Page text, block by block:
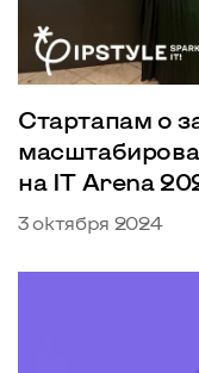
Стартапам о
на IT Arena
3 октября 2024